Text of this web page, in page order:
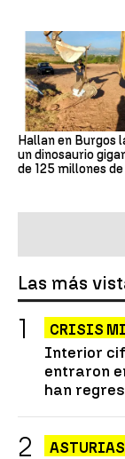
Hallan en Burgos
un dinosaurio
de 125 millones
Las más
CRISIS
Interior
entraron
han
ASTURIAS